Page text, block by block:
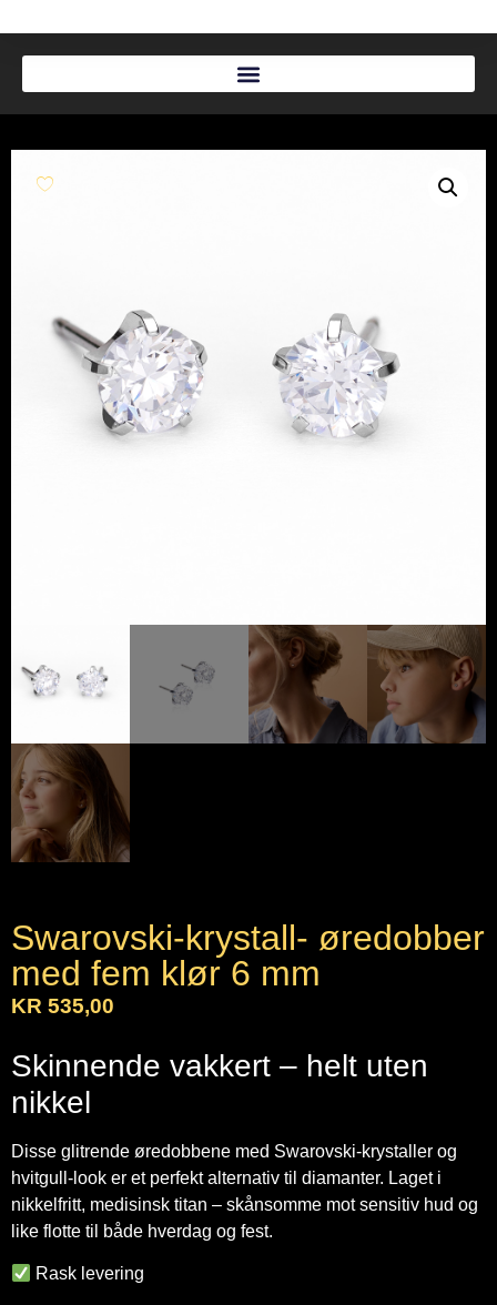
Swarovski-krystall- øredobber
med fem klør 6 mm
KR 535,00
Skinnende vakkert – helt uten
nikkel
Disse glitrende øredobbene med Swarovski-krystaller og
hvitgull-look er et perfekt alternativ til diamanter. Laget i
nikkelfritt, medisinsk titan – skånsomme mot sensitiv hud og
like flotte til både hverdag og fest.
Rask levering